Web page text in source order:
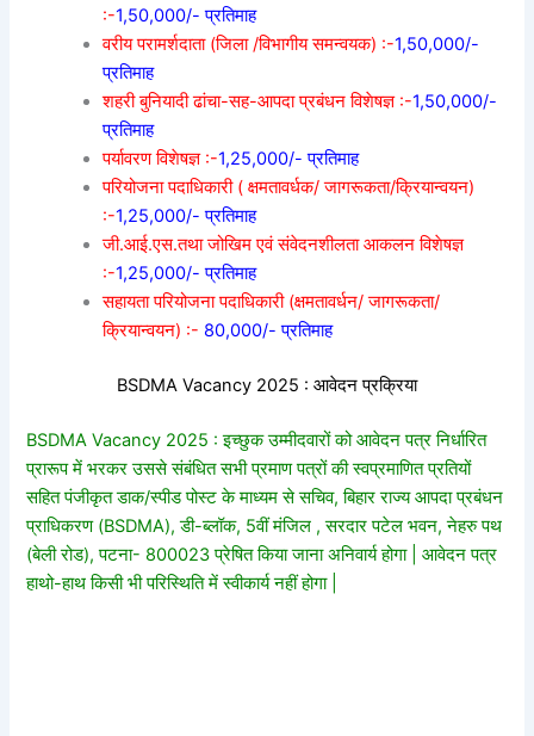
:-1,50,000/- प्रतिमाह
वरीय परामर्शदाता (जिला /विभागीय समन्वयक) :-1,50,000/-
प्रतिमाह
शहरी बुनियादी ढांचा-सह-आपदा प्रबंधन विशेषज्ञ :-1,50,000/-
प्रतिमाह
पर्यावरण विशेषज्ञ :-1,25,000/- प्रतिमाह
परियोजना पदाधिकारी ( क्षमतावर्धक/ जागरूकता/क्रियान्वयन)
:-1,25,000/- प्रतिमाह
जी.आई.एस.तथा जोखिम एवं संवेदनशीलता आकलन विशेषज्ञ
:-1,25,000/- प्रतिमाह
सहायता परियोजना पदाधिकारी (क्षमतावर्धन/ जागरूकता/
क्रियान्वयन) :- 80,000/- प्रतिमाह
BSDMA Vacancy 2025 : आवेदन प्रक्रिया
BSDMA Vacancy 2025 : इच्छुक उम्मीदवारों को आवेदन पत्र निर्धारित
प्रारूप में भरकर उससे संबंधित सभी प्रमाण पत्रों की स्वप्रमाणित प्रतियों
सहित पंजीकृत डाक/स्पीड पोस्ट के माध्यम से सचिव, बिहार राज्य आपदा प्रबंधन
प्राधिकरण (BSDMA), डी-ब्लॉक, 5वीं मंजिल , सरदार पटेल भवन, नेहरु पथ
(बेली रोड), पटना- 800023 प्रेषित किया जाना अनिवार्य होगा | आवेदन पत्र
हाथो-हाथ किसी भी परिस्थिति में स्वीकार्य नहीं होगा |